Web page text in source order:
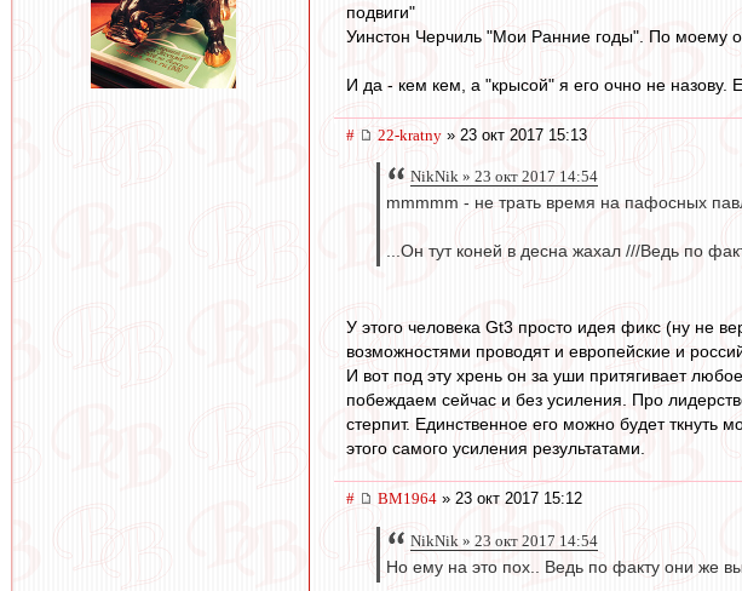
подвиги"
Уинстон Черчиль "Мои Ранние годы". По моему
И да - кем кем, а "крысой" я его очно не назову.
# 22-kratny » 23 окт 2017 15:13
NikNik » 23 окт 2017 14:54
mmmmm - не трать время на пафосных
...Он тут коней в десна жахал ///Ведь по
У этого человека Gt3 просто идея фикс (ну не
возможностями проводят и европейские и
И вот под эту хрень он за уши притягивает
побеждаем сейчас и без усиления. Про
стерпит. Единственное его можно будет ткнуть
этого самого усиления результатами.
# BM1964 » 23 окт 2017 15:12
NikNik » 23 окт 2017 14:54
Но ему на это пох.. Ведь по факту они же